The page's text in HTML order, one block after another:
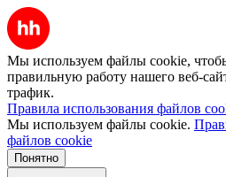
Мы используем файлы cookie,
правильную работу нашего веб-
трафик.
Правила использования файлов
Мы используем файлы cookie.
файлов cookie
Понятно